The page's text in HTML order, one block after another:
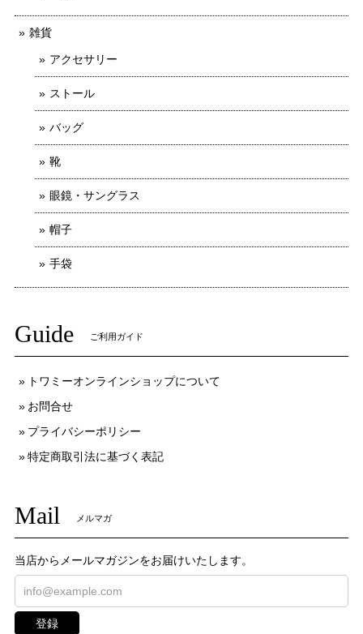
雑貨
アクセサリー
ストール
バッグ
靴
眼鏡・サングラス
帽子
手袋
Guide ご利用ガイド
トワミーオンラインショップについて
お問合せ
プライバシーポリシー
特定商取引法に基づく表記
Mail メルマガ
当店からメールマガジンをお届けいたします。
登録